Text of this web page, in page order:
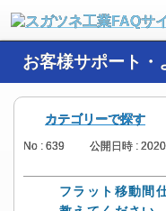
お客様サポート・
カテゴリーで探す
No : 639 公開日時 :
フラット移動間